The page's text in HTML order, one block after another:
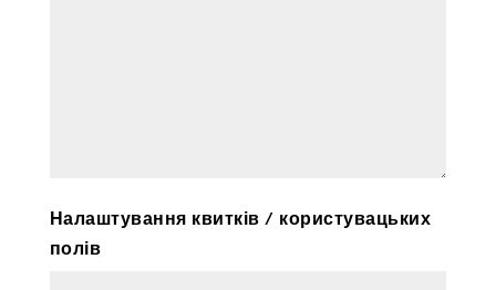
Налаштування квитків / користувацьких
полів